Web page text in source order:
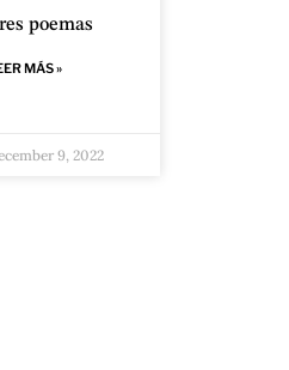
poemas
MÁS »
9, 2022